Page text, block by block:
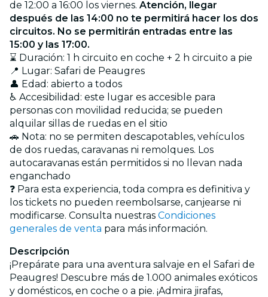
de 12:00 a 16:00 los viernes. Atención, llegar
después de las 14:00 no te permitirá hacer los dos
circuitos. No se permitirán entradas entre las
15:00 y las 17:00.
⌛ Duración: 1 h circuito en coche + 2 h circuito a pie
📍 Lugar: Safari de Peaugres
👤 Edad: abierto a todos
♿ Accesibilidad: este lugar es accesible para
personas con movilidad reducida; se pueden
alquilar sillas de ruedas en el sitio
🚗 Nota: no se permiten descapotables, vehículos
de dos ruedas, caravanas ni remolques. Los
autocaravanas están permitidos si no llevan nada
enganchado
❓ Para esta experiencia, toda compra es definitiva y
los tickets no pueden reembolsarse, canjearse ni
modificarse. Consulta nuestras Condiciones
generales de venta para más información.
Descripción
¡Prepárate para una aventura salvaje en el Safari de
Peaugres! Descubre más de 1.000 animales exóticos
y domésticos, en coche o a pie. ¡Admira jirafas,